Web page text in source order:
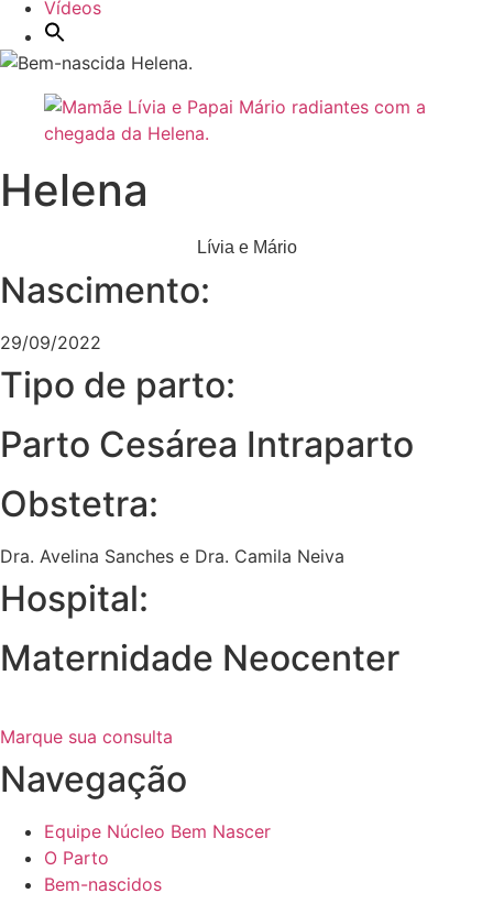
Vídeos
Helena
Lívia e Mário
Nascimento:
29/09/2022
Tipo de parto:
Parto Cesárea Intraparto
Obstetra:
Dra. Avelina Sanches e Dra. Camila Neiva
Hospital:
Maternidade Neocenter
Marque sua consulta
Navegação
Equipe Núcleo Bem Nascer
O Parto
Bem-nascidos